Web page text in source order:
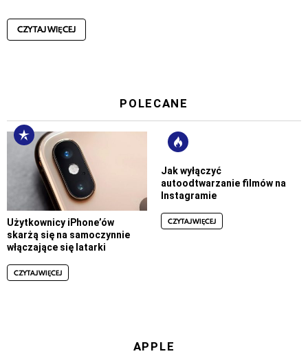
CZYTAJ WIĘCEJ
POLECANE
Użytkownicy iPhone’ów
skarżą się na samoczynnie
włączające się latarki
CZYTAJ WIĘCEJ
Jak wyłączyć
autoodtwarzanie filmów na
Instagramie
CZYTAJ WIĘCEJ
APPLE